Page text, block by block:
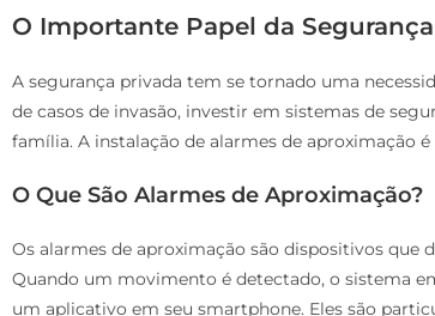
O Importante Papel da
A segurança privada tem se tornado uma
de casos de invasão, investir em sistemas de
família. A instalação de alarmes de aproximação
O Que São Alarmes de Aproximação?
Os alarmes de aproximação são dispositivos
Quando um movimento é detectado, o sistema
um aplicativo em seu smartphone. Eles são